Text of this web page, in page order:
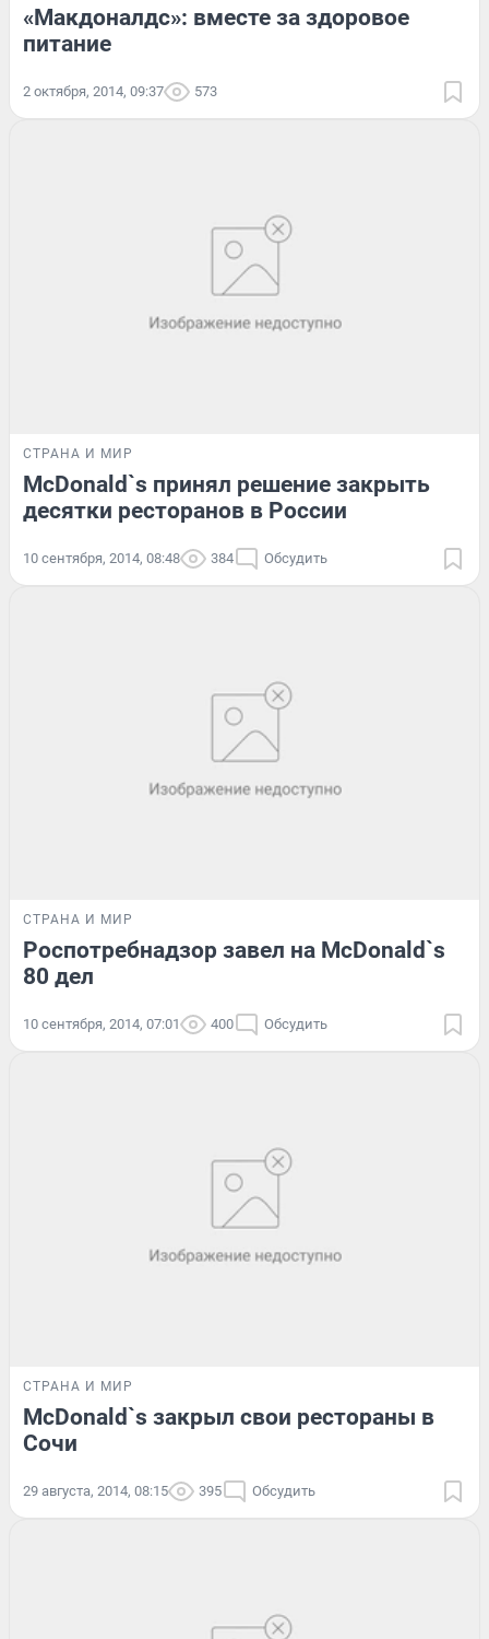
«Макдоналдс»: вместе за здоровое
питание
2 октября, 2014, 09:37 573
СТРАНА И МИР
McDonald`s принял решение закрыть
десятки ресторанов в России
10 сентября, 2014, 08:48 384 Обсудить
СТРАНА И МИР
Роспотребнадзор завел на McDonald`s
80 дел
10 сентября, 2014, 07:01 400 Обсудить
СТРАНА И МИР
McDonald`s закрыл свои рестораны в
Сочи
29 августа, 2014, 08:15 395 Обсудить